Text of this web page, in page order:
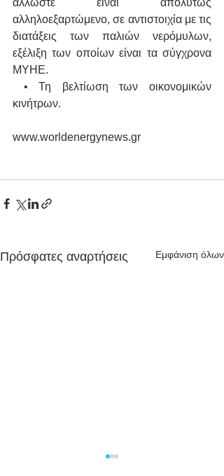
άλλωστε είναι απολύτως
αλληλοεξαρτώμενο, σε αντιστοιχία με τις
διατάξεις των παλιών νερόμυλων,
εξέλιξη των οποίων είναι τα σύγχρονα
ΜΥΗΕ.
κινήτρων.
www.worldenergynews.gr
Πρόσφατες αναρτήσεις Εμφάνιση όλων